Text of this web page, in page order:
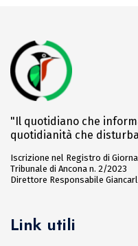
"Il quotidiano che
quotidianità che
Iscrizione nel Registro di
Tribunale di Ancona n. 2/2023
Direttore Responsabile
Link utili